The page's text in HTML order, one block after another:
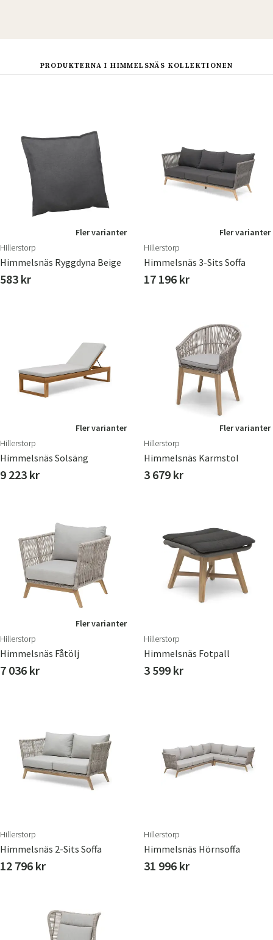
PRODUKTERNA I HIMMELSNÄS KOLLEKTIONEN
Fler varianter
Hillerstorp
Himmelsnäs Ryggdyna Beige
583 kr
Fler varianter
Hillerstorp
Himmelsnäs 3-Sits Soffa
17 196 kr
Fler varianter
Hillerstorp
Himmelsnäs Solsäng
9 223 kr
Fler varianter
Hillerstorp
Himmelsnäs Karmstol
3 679 kr
Fler varianter
Hillerstorp
Himmelsnäs Fåtölj
7 036 kr
Hillerstorp
Himmelsnäs Fotpall
3 599 kr
Hillerstorp
Himmelsnäs 2-Sits Soffa
12 796 kr
Hillerstorp
Himmelsnäs Hörnsoffa
31 996 kr